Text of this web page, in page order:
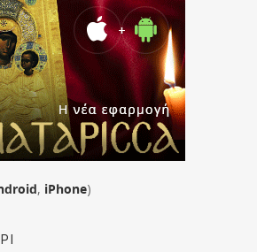
, iPhone)